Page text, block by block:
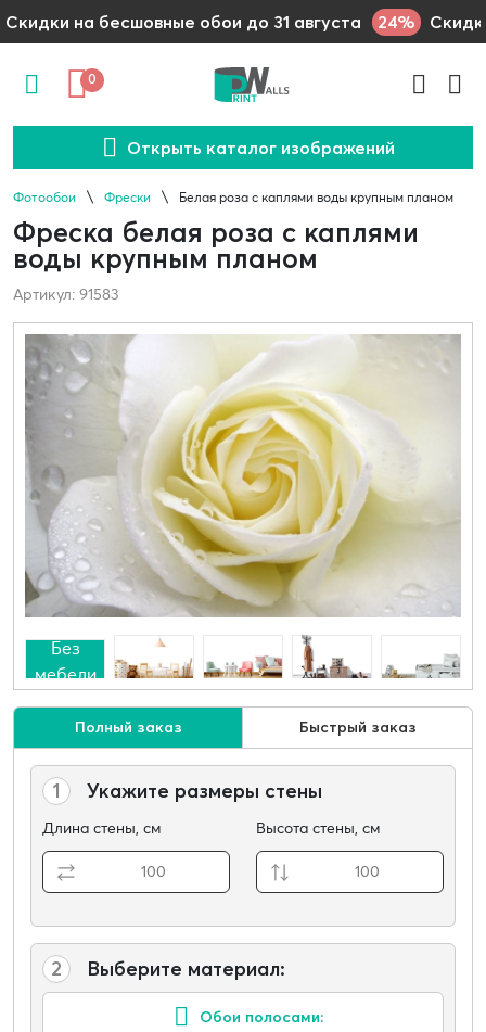
Скидки на бесшовные обои до 31 августа 24%
0
Открыть каталог изображений
Фотообои Фрески Белая роза с каплями воды крупным планом
Фреска белая роза с каплями
воды крупным планом
Артикул: 91583
Без
мебели
Полный заказ Быстрый заказ
1 Укажите размеры стены
Длина стены, см Высота стены, см
2 Выберите материал:
Обои полосами: